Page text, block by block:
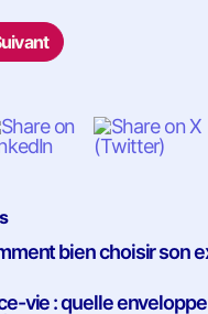
bien choisir son
vie : quelle